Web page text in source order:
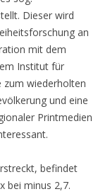
Dieser wird
an
mit dem
Institut für
zum wiederholten
und eine
Printmedien
befindet
bei minus 2,7.